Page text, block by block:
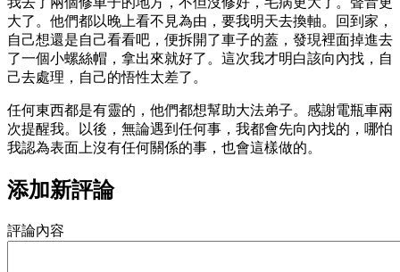
大了。他們都以晚上看不見為由，要我明天去換軸。回到家，
自己想還是自己看看吧，便拆開了車子的蓋，發現裡面掉進去
了一個小螺絲帽，拿出來就好了。這次我才明白該向內找，自
己去處理，自己的悟性太差了。
任何東西都是有靈的，他們都想幫助大法弟子。感謝電瓶車兩
次提醒我。以後，無論遇到任何事，我都會先向內找的，哪怕
我認為表面上沒有任何關係的事，也會這樣做的。
添加新評論
評論內容